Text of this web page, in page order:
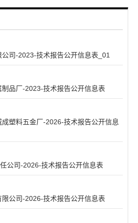
司-2023-技术报告公开信息表_01
品厂-2023-技术报告公开信息表
塑料五金厂-2026-技术报告公开信息
公司-2026-技术报告公开信息表
公司-2026-技术报告公开信息表